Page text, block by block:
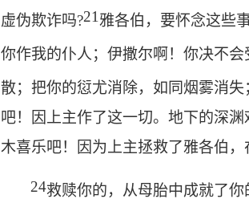
虚伪欺诈吗?21雅各伯，要怀念这些
你作我的仆人；伊撒尔啊！你决不会
散；把你的愆尤消除，如同烟雾消失
吧！因上主作了这一切。地下的深
木喜乐吧！因为上主拯救了雅各伯
24救赎你的，从母胎中成就了